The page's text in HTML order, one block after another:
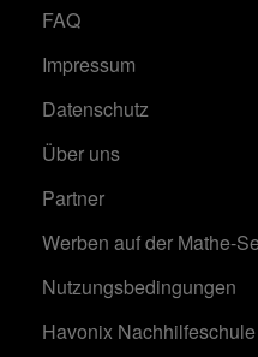
FAQ
Impressum
Datenschutz
Über uns
Partner
Werben auf der Mathe-
Nutzungsbedingungen
Havonix Nachhilfeschule